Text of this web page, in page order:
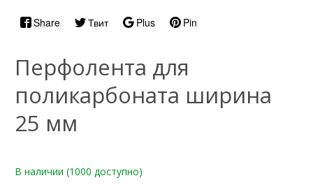
Share Твит Plus Pin
Перфолента для
поликарбоната ширина
25 мм
В наличии (1000 доступно)